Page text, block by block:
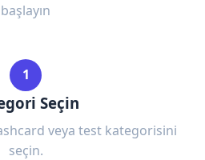
başlayın
1
Seçin
veya test kategorisini
seçin.